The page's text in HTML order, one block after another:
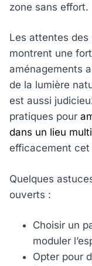
zone sans effort.
Les attentes
montrent une
aménagements
de la lumière
est aussi
pratiques pour
dans un lieu
efficacement cet
Quelques
ouverts :
Choisir un
moduler
Opter pour